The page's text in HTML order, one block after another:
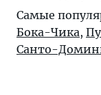
Самые
Бока-Чика,
Санто-